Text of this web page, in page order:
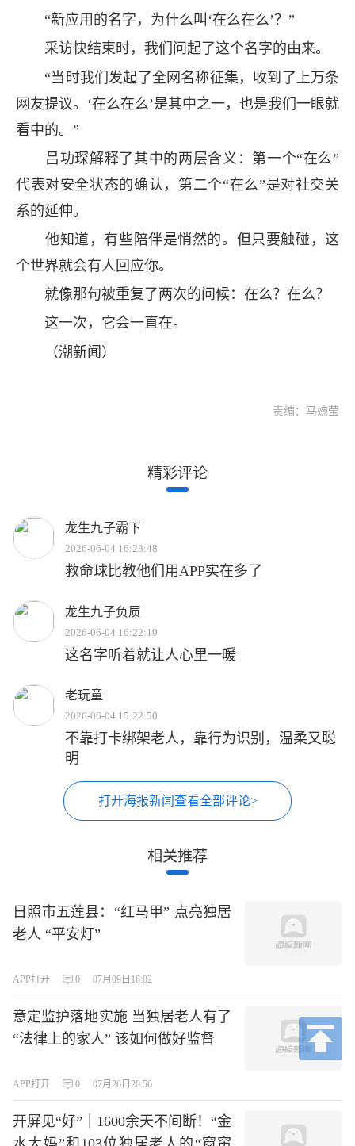
“新应用的名字，为什么叫‘在么在么’？”
采访快结束时，我们问起了这个名字的由来。
“当时我们发起了全网名称征集，收到了上万条
网友提议。‘在么在么’是其中之一，也是我们一眼就
看中的。”
吕功琛解释了其中的两层含义：第一个“在么”
代表对安全状态的确认，第二个“在么”是对社交关
系的延伸。
他知道，有些陪伴是悄然的。但只要触碰，这
个世界就会有人回应你。
就像那句被重复了两次的问候：在么？在么？
这一次，它会一直在。
（潮新闻）
责编：马婉莹
精彩评论
龙生九子霸下
2026-06-04 16:23:48
救命球比教他们用APP实在多了
龙生九子负屃
2026-06-04 16:22:19
这名字听着就让人心里一暖
老玩童
2026-06-04 15:22:50
不靠打卡绑架老人，靠行为识别，温柔又聪
明
打开海报新闻查看全部评论>
相关推荐
日照市五莲县：“红马甲” 点亮独居
老人 “平安灯”
APP打开 0 07月09日16:02
意定监护落地实施 当独居老人有了
“法律上的家人” 该如何做好监督
APP打开 0 07月26日20:56
开屏见“好”｜1600余天不间断！“金